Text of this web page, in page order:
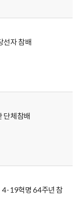
선자 참배
단체참배
혁명 64주년 참